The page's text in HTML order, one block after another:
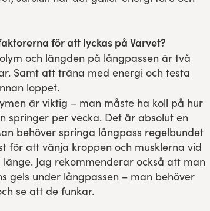
för att lyckas på Varvet?
och längden på långpassen är två
Samt att träna med energi och testa
loppet.
är viktig – man måste ha koll på hur
springer per vecka. Det är absolut en
behöver springa långpass regelbundet
för att vänja kroppen och musklerna vid
Jag rekommenderar också att man
gels under långpassen – man behöver
se att de funkar.